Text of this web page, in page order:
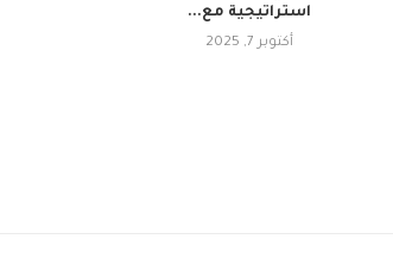
استراتيجية مع...
أكتوبر 7, 2025